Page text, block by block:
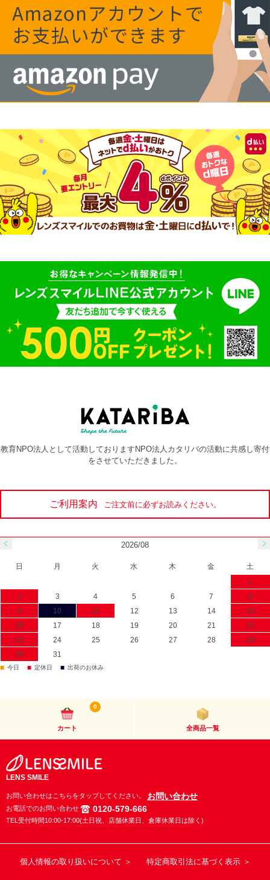
教育NPO法人として活動しておりますNPO法人カタリバの活動に共感し寄付
をさせていただきました。
ご利用案内 ご注文前に必ずお読みください。
2026/08
日 月 火 水 木 金
土
1
2
3 4 5 6 7
8
9
10 11 12 13 14
15
16
17 18 19 20 21
22
23
24 25 26 27 28
29
30
31
■ 今日 ■ 定休日 ■ 出荷のお休み
カート
0
全商品一覧
LENS SMILE
お問い合わせはこちらをタップしてください。 お問い合わせ
お電話でのお問い合わせ 0120-579-666
TEL受付時間10:00-17:00(土日祝、店舗休業日、倉庫休業日は除く)
個人情報の取り扱いについて ＞ 特定商取引法に基づく表示 ＞